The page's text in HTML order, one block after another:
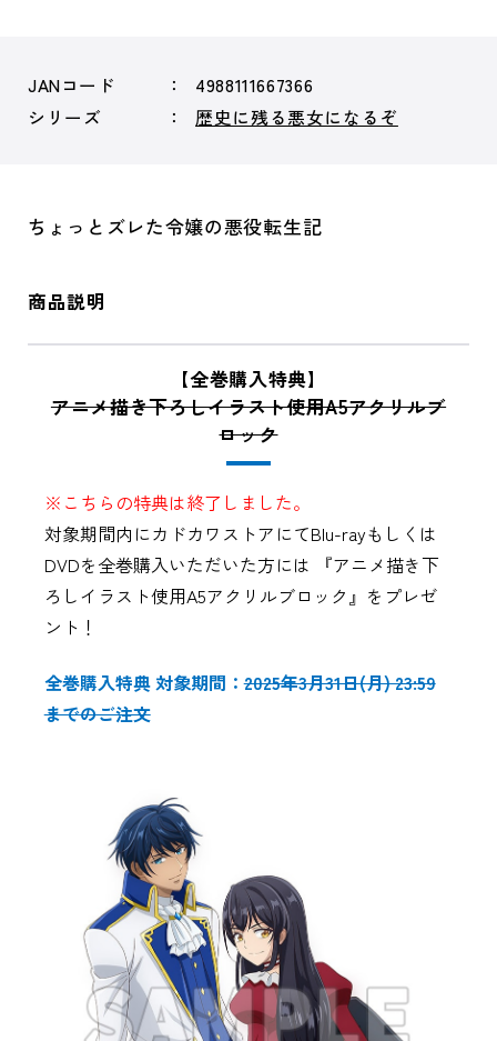
JANコード
4988111667366
シリーズ
歴史に残る悪女になるぞ
ちょっとズレた令嬢の悪役転生記
商品説明
【全巻購入特典】
アニメ描き下ろしイラスト使用A5アクリルブ
ロック
※こちらの特典は終了しました。
対象期間内にカドカワストアにてBlu-rayもしくは
DVDを全巻購入いただいた方には 『アニメ描き下
ろしイラスト使用A5アクリルブロック』をプレゼ
ント！
全巻購入特典 対象期間：2025年3月31日(月) 23:59
までのご注文